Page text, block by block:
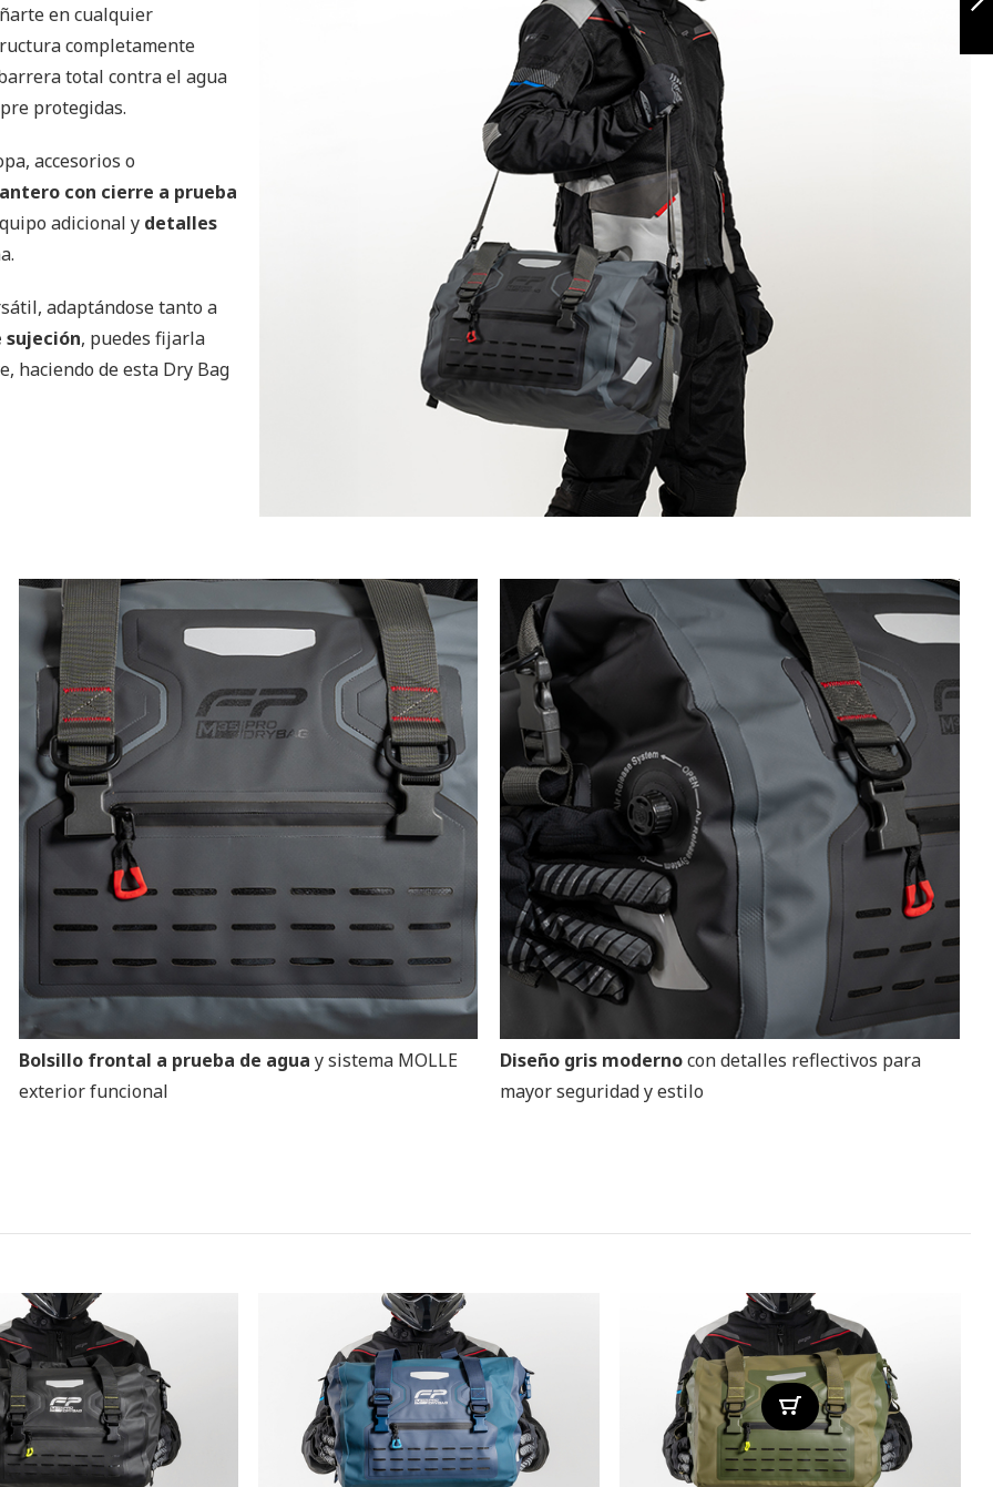
en cualquier
completamente
total contra el agua
protegidas.
accesorios o
con cierre a prueba
adicional y detalles
adaptándose tanto a
sujeción, puedes fijarla
haciendo de esta Dry Bag
Bolsillo frontal a prueba de agua y sistema MOLLE
exterior funcional
Diseño gris modernocon detalles reflectivos para
mayor seguridad y estilo